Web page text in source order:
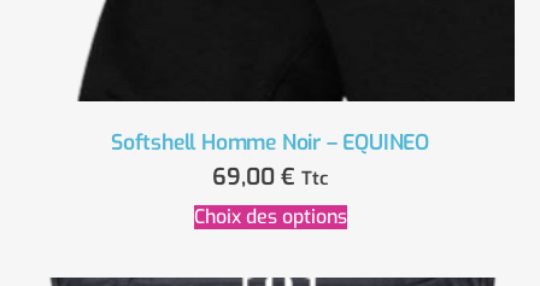
Softshell Homme Noir – EQUINEO
69,00 € Ttc
Choix des options